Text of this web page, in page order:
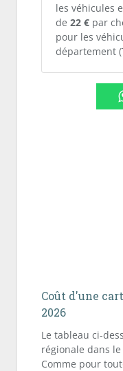
les véhicules
de 22 € par
pour les
département
Coût d'une
2026
Le tableau ci-
régionale dans
Comme pour